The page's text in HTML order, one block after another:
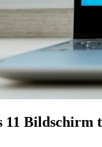
11 Bildschirm